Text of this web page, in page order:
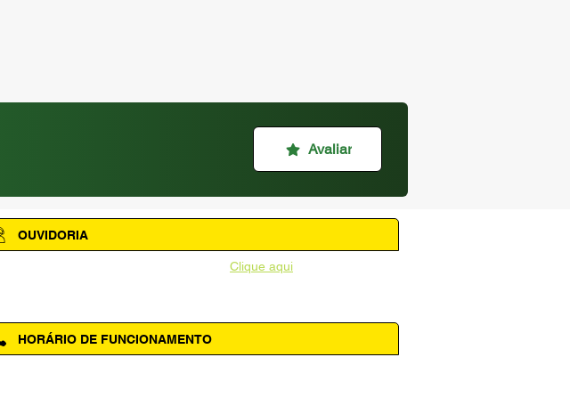
Avaliar
Clique aqui
OUVIDORIA
HORÁRIO DE FUNCIONAMENTO